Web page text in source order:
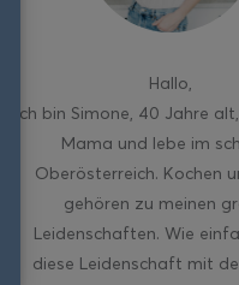
Hallo
ich bin Simone, 40 Jahre
Mama und lebe im
Oberösterreich. Kochen
gehören zu meinen
Leidenschaften. Wie
diese Leidenschaft mit